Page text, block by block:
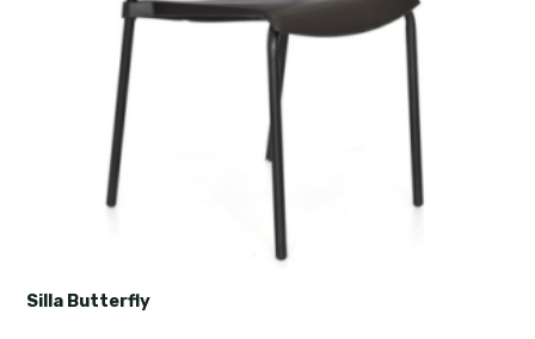
Silla Butterfly